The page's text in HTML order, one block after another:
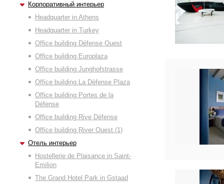
Корпоративный интерьер
Headquarter in Athens
Headquarter in Turkey
Office building Défense Ouest
Office building Europlaza
Office building Junghofstrasse
Office building La Défense Plaza
Office building Portes de la
Défense
Office building Rive Défense
Office building River Ouest (1)
Отель интерьер
Hostellerie de Plaisance in Saint-
Emilion
The Grand Hotel Park in Gstaad